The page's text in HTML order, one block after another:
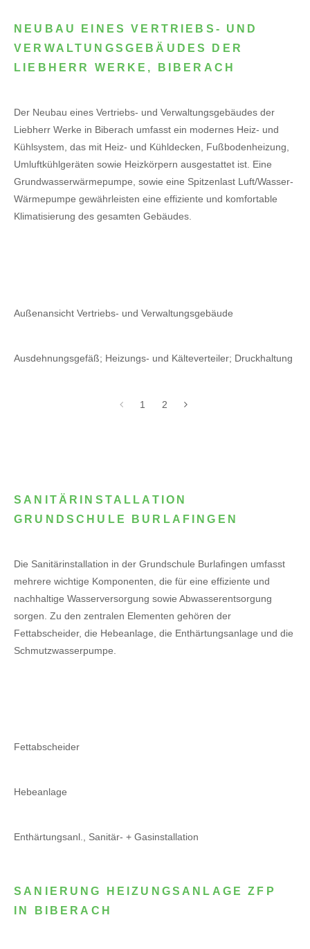
NEUBAU EINES VERTRIEBS- UND
VERWALTUNGSGEBÄUDES DER
LIEBHERR WERKE, BIBERACH
Der Neubau eines Vertriebs- und Verwaltungsgebäudes der
Liebherr Werke in Biberach umfasst ein modernes Heiz- und
Kühlsystem, das mit Heiz- und Kühldecken, Fußbodenheizung,
Umluftkühlgeräten sowie Heizkörpern ausgestattet ist. Eine
Grundwasserwärmepumpe, sowie eine Spitzenlast Luft/Wasser-
Wärmepumpe gewährleisten eine effiziente und komfortable
Klimatisierung des gesamten Gebäudes.
Außenansicht Vertriebs- und Verwaltungsgebäude
Ausdehnungsgefäß; Heizungs- und Kälteverteiler; Druckhaltung
1 2
SANITÄRINSTALLATION
GRUNDSCHULE BURLAFINGEN
Die Sanitärinstallation in der Grundschule Burlafingen umfasst
mehrere wichtige Komponenten, die für eine effiziente und
nachhaltige Wasserversorgung sowie Abwasserentsorgung
sorgen. Zu den zentralen Elementen gehören der
Fettabscheider, die Hebeanlage, die Enthärtungsanlage und die
Schmutzwasserpumpe.
Fettabscheider
Hebeanlage
Enthärtungsanl., Sanitär- + Gasinstallation
SANIERUNG HEIZUNGSANLAGE ZFP
IN BIBERACH